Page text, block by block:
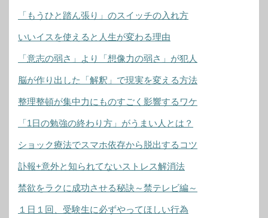
「もうひと踏ん張り」のスイッチの入れ方
いいイスを使えると人生が変わる理由
「意志の弱さ」より「想像力の弱さ」が犯人
脳が作り出した「解釈」で現実を変える方法
整理整頓が集中力にものすごく影響するワケ
「1日の勉強の終わり方」がうまい人とは？
ショック療法でスマホ依存から脱出するコツ
訃報+意外と知られてないストレス解消法
禁欲をラクに成功させる秘訣～禁テレビ編～
１日１回、受験生に必ずやってほしい行為